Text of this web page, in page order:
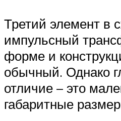
Третий элемент в
импульсный
форме и
обычный. Однако
отличие – это
габаритные